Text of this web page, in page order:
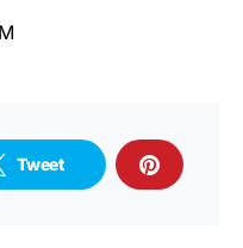
Tweet